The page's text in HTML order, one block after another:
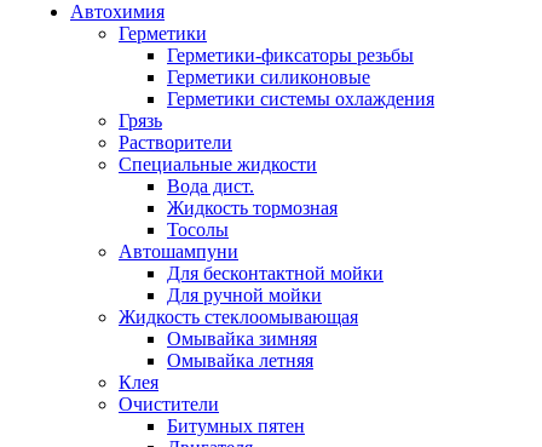
Автохимия
Герметики
Герметики-фиксаторы резьбы
Герметики силиконовые
Герметики системы охлаждения
Грязь
Растворители
Специальные жидкости
Вода дист.
Жидкость тормозная
Тосолы
Автошампуни
Для бесконтактной мойки
Для ручной мойки
Жидкость стеклоомывающая
Омывайка зимняя
Омывайка летняя
Клея
Очистители
Битумных пятен